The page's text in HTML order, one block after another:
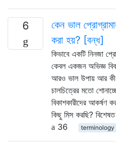
6
কেন ভাল
করা হয়? [বন্ধ]
কিভাবে একটি নিনজা
কেবল একজন অভিজ্ঞ
আরও ভাল উপায় আর কী
চালচিত্রের মতো
বিকাশকারীদের আকর্ষণ
কিছু মিস করছি?
36
terminology